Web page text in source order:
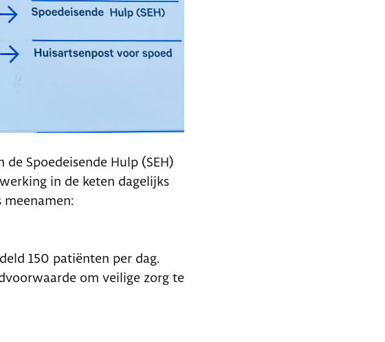
Spoedeisende Hulp (SEH)
in de keten dagelijks
meenamen:
150 patiënten per dag.
om veilige zorg te